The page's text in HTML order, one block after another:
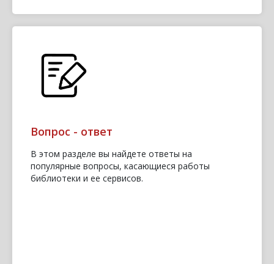
Вопрос - ответ
В этом разделе вы найдете ответы на
популярные вопросы, касающиеся работы
библиотеки и ее сервисов.